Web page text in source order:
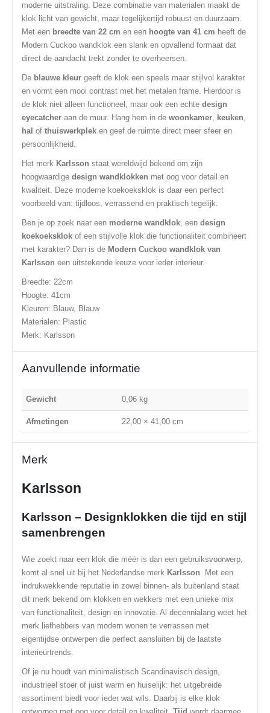
moderne uitstraling. Deze combinatie van materialen maakt de
klok licht van gewicht, maar tegelijkertijd robuust en duurzaam.
Met een breedte van 22 cm en een hoogte van 41 cm heeft de
Modern Cuckoo wandklok een slank en opvallend formaat dat
direct de aandacht trekt zonder te overheersen.
De blauwe kleur geeft de klok een speels maar stijlvol karakter
en vormt een mooi contrast met het metalen frame. Hierdoor is
de klok niet alleen functioneel, maar ook een echte design
eyecatcher aan de muur. Hang hem in de woonkamer, keuken,
hal of thuiswerkplek en geef de ruimte direct meer sfeer en
persoonlijkheid.
Het merk Karlsson staat wereldwijd bekend om zijn
hoogwaardige design wandklokken met oog voor detail en
kwaliteit. Deze moderne koekoeksklok is daar een perfect
voorbeeld van: tijdloos, verrassend en praktisch tegelijk.
Ben je op zoek naar een moderne wandklok, een design
koekoeksklok of een stijlvolle klok die functionaliteit combineert
met karakter? Dan is de Modern Cuckoo wandklok van
Karlsson een uitstekende keuze voor ieder interieur.
Breedte: 22cm
Hoogte: 41cm
Kleuren: Blauw, Blauw
Materialen: Plastic
Merk: Karlsson
Aanvullende informatie
Gewicht 0,06 kg
Afmetingen 22,00 × 41,00 cm
Merk
Karlsson
Karlsson – Designklokken die tijd en stijl
samenbrengen
Wie zoekt naar een klok die méér is dan een gebruiksvoorwerp,
komt al snel uit bij het Nederlandse merk Karlsson. Met een
indrukwekkende reputatie in zowel binnen- als buitenland staat
dit merk bekend om klokken en wekkers met een unieke mix
van functionaliteit, design en innovatie. Al decennialang weet het
merk liefhebbers van modern wonen te verrassen met
eigentijdse ontwerpen die perfect aansluiten bij de laatste
interieurtrends.
Of je nu houdt van minimalistisch Scandinavisch design,
industrieel stoer of juist warm en huiselijk: het uitgebreide
assortiment biedt voor ieder wat wils. Daarbij is elke klok